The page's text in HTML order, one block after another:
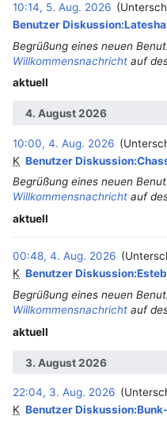
10:14, 5. Aug. 2026
Benutzer
Begrüßung eines neuen
Willkommensnachricht auf
aktuell
4. August 2026
10:00, 4. Aug. 2026
K Benutzer
Begrüßung eines neuen
Willkommensnachricht auf
aktuell
00:48, 4. Aug. 2026
K Benutzer
Begrüßung eines neuen
Willkommensnachricht auf
aktuell
3. August 2026
22:04, 3. Aug. 2026
K Benutzer